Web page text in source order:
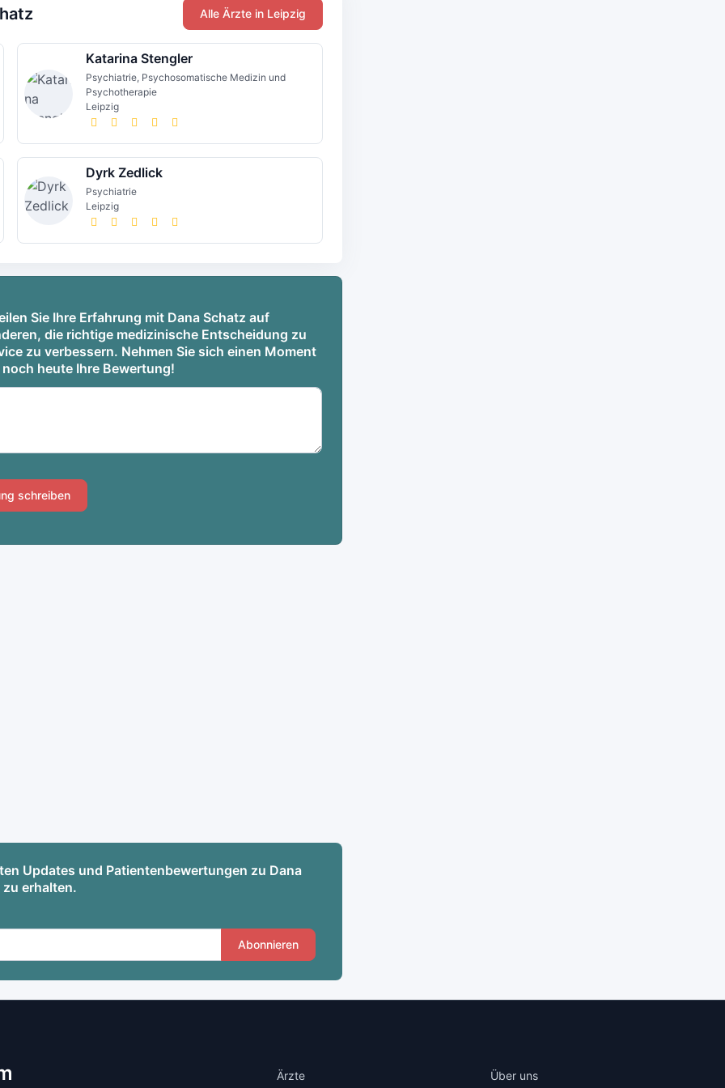
Alle Ärzte in Leipzig
Katarina Stengler
Psychiatrie, Psychosomatische Medizin und
Psychotherapie
Leipzig
Dyrk Zedlick
Psychiatrie
Leipzig
Sie Ihre Erfahrung mit Dana Schatz auf
die richtige medizinische Entscheidung zu
zu verbessern. Nehmen Sie sich einen Moment
heute Ihre Bewertung!
schreiben
Updates und Patientenbewertungen zu Dana
erhalten.
Abonnieren
Ärzte Über uns